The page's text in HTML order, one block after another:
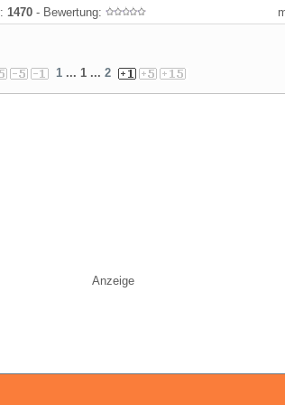
1470 - Bewertung:
1... 1 ... 2
Anzeige